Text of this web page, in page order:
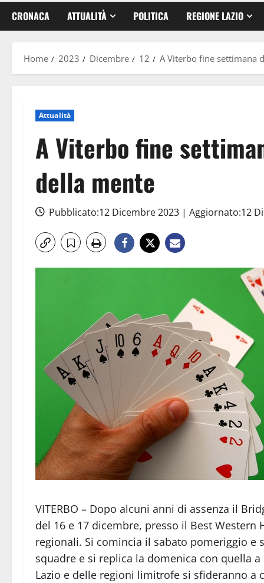
CRONACA ATTUALITÀ POLITICA REGIONE LAZIO
Home 2023 Dicembre 12 A Viterbo fine settimana
Attualità
A Viterbo fine
della mente
Pubblicato:12 Dicembre 2023 | Aggiornato:12
VITERBO – Dopo alcuni anni di assenza il
del 16 e 17 dicembre, presso il Best
regionali. Si comincia il sabato pomeriggio e
squadre e si replica la domenica con quella
Lazio e delle regioni limitrofe si sfideranno